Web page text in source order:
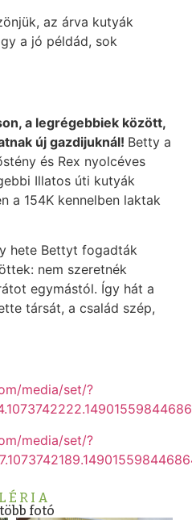
az árva kutyák
a jó példád, sok
a legrégebbiek között,
új gazdijuknál! Betty a
és Rex nyolcéves
Illatos úti kutyák
a 154K kennelben laktak
hete Bettyt fogadták
nem szeretnék
egymástól. Így hát a
társát, a család szép,
media/set/?
media/set/?
fotó